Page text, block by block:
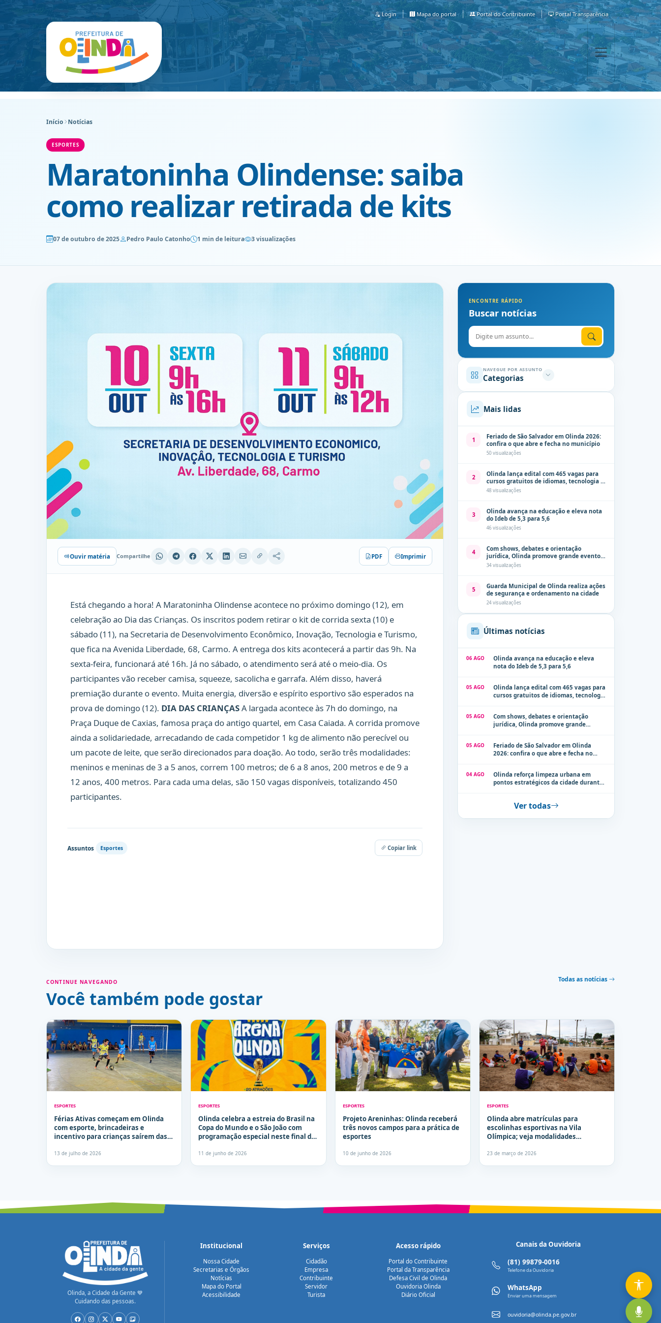
Login Mapa do portal Portal do Contribuinte Portal Transparência
Início Notícias
ESPORTES
Maratoninha Olindense: saiba
como realizar retirada de kits
07 de outubro de 2025 Pedro Paulo Catonho 1 min de leitura 3 visualizações
Ouvir matéria Compartilhe PDF Imprimir
Está chegando a hora! A Maratoninha Olindense acontece no próximo domingo (12), em
celebração ao Dia das Crianças. Os inscritos podem retirar o kit de corrida sexta (10) e
sábado (11), na Secretaria de Desenvolvimento Econômico, Inovação, Tecnologia e Turismo,
que fica na Avenida Liberdade, 68, Carmo. A entrega dos kits acontecerá a partir das 9h. Na
sexta-feira, funcionará até 16h. Já no sábado, o atendimento será até o meio-dia. Os
participantes vão receber camisa, squeeze, sacolicha e garrafa. Além disso, haverá
premiação durante o evento. Muita energia, diversão e espírito esportivo são esperados na
prova de domingo (12). DIA DAS CRIANÇASA largada acontece às 7h do domingo, na
Praça Duque de Caxias, famosa praça do antigo quartel, em Casa Caiada. A corrida promove
ainda a solidariedade, arrecadando de cada competidor 1 kg de alimento não perecível ou
um pacote de leite, que serão direcionados para doação. Ao todo, serão três modalidades:
meninos e meninas de 3 a 5 anos, correm 100 metros; de 6 a 8 anos, 200 metros e de 9 a
12 anos, 400 metros. Para cada uma delas, são 150 vagas disponíveis, totalizando 450
participantes.
Assuntos Esportes Copiar link
ENCONTRE RÁPIDO
Buscar notícias
Digite o assunto
NAVEGUE POR ASSUNTO
Categorias
Mais lidas
1
Feriado de São Salvador em Olinda 2026:
confira o que abre e fecha no município
50 visualizações
2
Olinda lança edital com 465 vagas para
cursos gratuitos de idiomas, tecnologia e
comunicação
48 visualizações
3
Olinda avança na educação e eleva nota
do Ideb de 5,3 para 5,6
46 visualizações
4
Com shows, debates e orientação
jurídica, Olinda promove grande evento
de combate à violência contra a mulher
neste sábado (8)
34 visualizações
5
Guarda Municipal de Olinda realiza ações
de segurança e ordenamento na cidade
24 visualizações
Últimas notícias
06 AGO
Olinda avança na educação e eleva
nota do Ideb de 5,3 para 5,6
05 AGO
Olinda lança edital com 465 vagas para
cursos gratuitos de idiomas, tecnologia
05 AGO
Com shows, debates e orientação
jurídica, Olinda promove grande
05 AGO
Feriado de São Salvador em Olinda
2026: confira o que abre e fecha no
04 AGO
Olinda reforça limpeza urbana em
pontos estratégicos da cidade durante
Ver todas
CONTINUE NAVEGANDO
Você também pode gostar
Todas as notícias
ESPORTES
Férias Ativas começam em Olinda
com esporte, brincadeiras e
incentivo para crianças saírem das
13 de julho de 2026
ESPORTES
Olinda celebra a estreia do Brasil na
Copa do Mundo e o São João com
programação especial neste final de
11 de junho de 2026
ESPORTES
Projeto Areninhas: Olinda receberá
três novos campos para a prática de
esportes
10 de junho de 2026
ESPORTES
Olinda abre matrículas para
escolinhas esportivas na Vila
Olímpica; veja modalidades
23 de março de 2026
Olinda, a Cidade da Gente 💙
Cuidando das pessoas.
Institucional
Nossa Cidade
Secretarias e Órgãos
Notícias
Mapa do Portal
Acessibilidade
Serviços
Cidadão
Empresa
Contribuinte
Servidor
Turista
Acesso rápido
Portal do Contribuinte
Portal da Transparência
Defesa Civil de Olinda
Ouvidoria Olinda
Diário Oficial
Canais da Ouvidoria
(81) 99879-0016
Telefone da Ouvidoria
WhatsApp
Enviar uma mensagem
ouvidoria@olinda.pe.gov.br